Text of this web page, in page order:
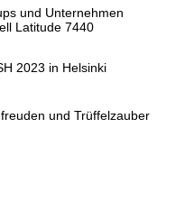
und Unternehmen
Latitude 7440
2023 in Helsinki
und Trüffelzauber